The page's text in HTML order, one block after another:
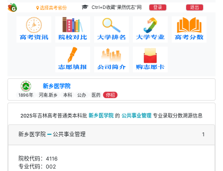
选择高考省份 Ctrl+D收藏“果然优志”网 登录 退出
新乡医学院
1896年 河南.新乡 本科 公办 医药 停招
2025年吉林高考普通类本科批 新乡医学院 的 公共事业管理 专业录取分数溯源信息
新乡医学院 公共事业管理 1
院校代码：4116
专业代码：002